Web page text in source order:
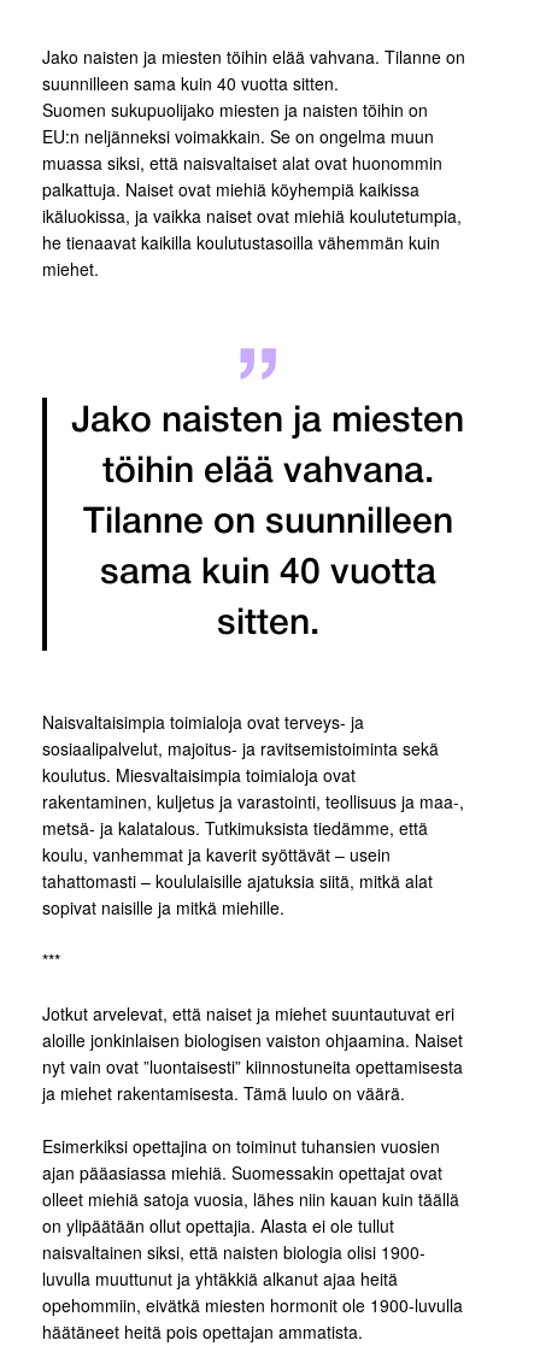
Jako naisten ja miesten töihin elää vahvana. Tilanne on
suunnilleen sama kuin 40 vuotta sitten.
Suomen sukupuolijako miesten ja naisten töihin on
EU:n neljänneksi voimakkain. Se on ongelma muun
muassa siksi, että naisvaltaiset alat ovat huonommin
palkattuja. Naiset ovat miehiä köyhempiä kaikissa
ikäluokissa, ja vaikka naiset ovat miehiä koulutetumpia,
he tienaavat kaikilla koulutustasoilla vähemmän kuin
miehet.
Jako naisten ja miesten
töihin elää vahvana.
Tilanne on suunnilleen
sama kuin 40 vuotta
sitten.
Naisvaltaisimpia toimialoja ovat terveys- ja
sosiaalipalvelut, majoitus- ja ravitsemistoiminta sekä
koulutus. Miesvaltaisimpia toimialoja ovat
rakentaminen, kuljetus ja varastointi, teollisuus ja maa-,
metsä- ja kalatalous. Tutkimuksista tiedämme, että
koulu, vanhemmat ja kaverit syöttävät – usein
tahattomasti – koululaisille ajatuksia siitä, mitkä alat
sopivat naisille ja mitkä miehille.
***
Jotkut arvelevat, että naiset ja miehet suuntautuvat eri
aloille jonkinlaisen biologisen vaiston ohjaamina. Naiset
nyt vain ovat ”luontaisesti” kiinnostuneita opettamisesta
ja miehet rakentamisesta. Tämä luulo on väärä.
Esimerkiksi opettajina on toiminut tuhansien vuosien
ajan pääasiassa miehiä. Suomessakin opettajat ovat
olleet miehiä satoja vuosia, lähes niin kauan kuin täällä
on ylipäätään ollut opettajia. Alasta ei ole tullut
naisvaltainen siksi, että naisten biologia olisi 1900-
luvulla muuttunut ja yhtäkkiä alkanut ajaa heitä
opehommiin, eivätkä miesten hormonit ole 1900-luvulla
häätäneet heitä pois opettajan ammatista.